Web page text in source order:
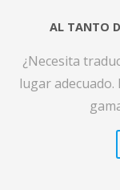
AL TANTO
¿Necesita
lugar